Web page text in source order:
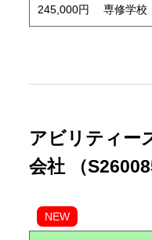
245,000円 専修学校
アビリティー
会社 （
NEW